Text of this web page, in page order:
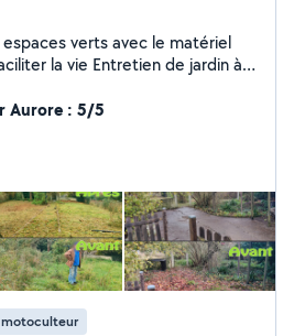
verts avec le matériel
de jardin à
ou encore Désherbage c'est
faire quelques petits
Je ne fais pas
moi pour plus de renseignements ! Bonne journée
Aurore : 5/5
motoculteur